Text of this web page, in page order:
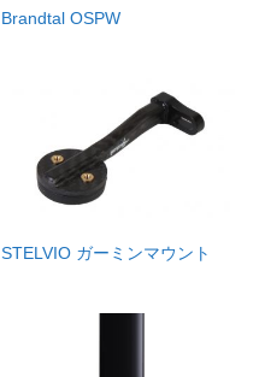
Brandtal OSPW
STELVIO ガーミンマウント